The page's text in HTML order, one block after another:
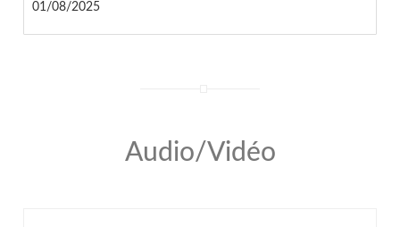
01/08/2025
Audio/Vidéo